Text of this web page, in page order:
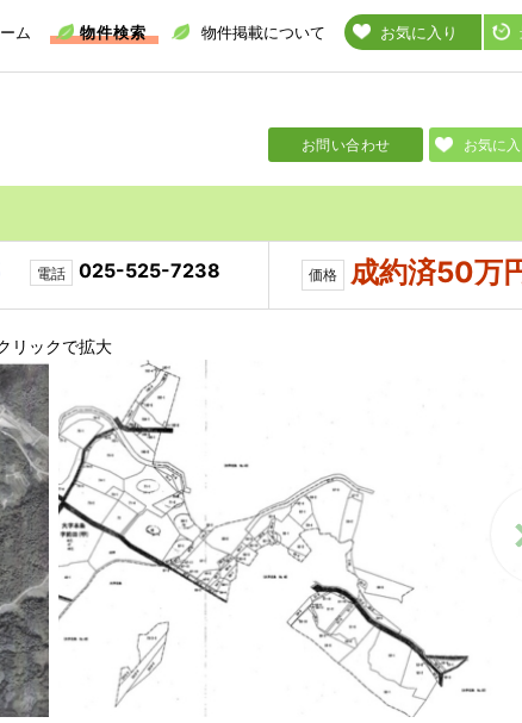
ム 物件検索 物件掲載について お気に入り
お気に
お問い合わせ
電話 025-525-7238 価格 成約済50万
リックで拡大